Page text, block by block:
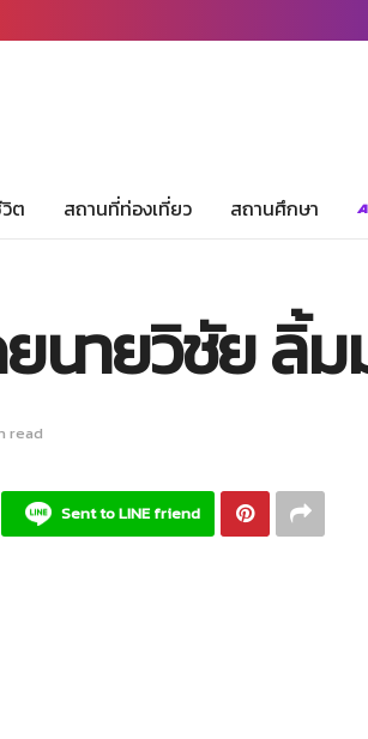
ต สถานที่ท่องเที่ยว สถานศึกษา
นายวิชัย ลิ้
read
Sent to LINE friend